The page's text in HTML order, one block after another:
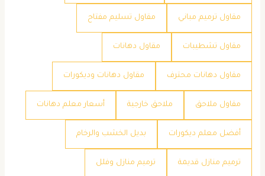
مقاول ترميم مباني مقاول تسليم مفتاح
مقاول تشطيبات مقاول دهانات
مقاول دهانات محترف مقاول دهانات وديكورات
مقاول ملاحق ملاحق خارجية ​أسعار معلم دهانات
​أفضل معلم ديكورات ​بديل الخشب والرخام
​ترميم منازل قديمة ​ترميم منازل وفلل